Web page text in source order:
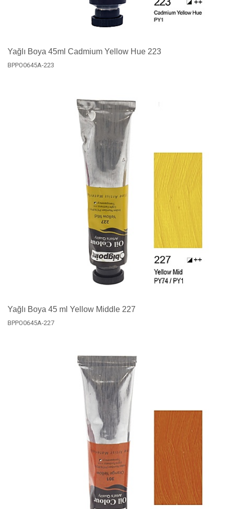
Yağlı Boya 45ml Cadmium Yellow Hue 223
BPPO0645A-223
Yağlı Boya 45 ml Yellow Middle 227
BPPO0645A-227